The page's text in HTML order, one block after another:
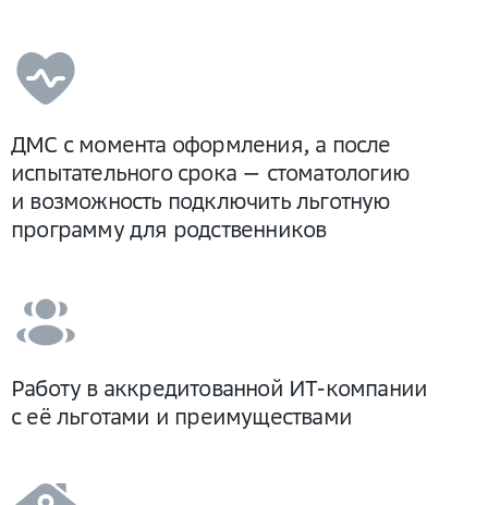
ДМС с момента оформления, а после
испытательного срока — стоматологию
и возможность подключить льготную
программу для родственников
Работу в аккредитованной ИТ-компании
с её льготами и преимуществами